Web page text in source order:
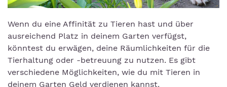
Wenn du eine Affinität zu Tieren hast und über
ausreichend Platz in deinem Garten verfügst,
könntest du erwägen, deine Räumlichkeiten für die
Tierhaltung oder -betreuung zu nutzen. Es gibt
verschiedene Möglichkeiten, wie du mit Tieren in
deinem Garten Geld verdienen kannst.